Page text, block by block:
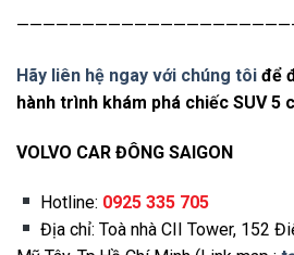
Hãy liên hệ ngay với chúng tôi để
hành trình khám phá chiếc SUV 5
VOLVO CAR ĐÔNG SAIGON
Hotline: 0925 335 705
Địa chỉ: Toà nhà CII Tower, 152